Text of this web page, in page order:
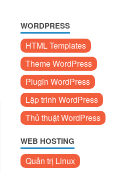
WORDPRESS
HTML Templates
Theme WordPress
Plugin WordPress
Lập trình WordPress
Thủ thuật WordPress
WEB HOSTING
Quản trị Linux